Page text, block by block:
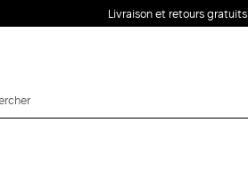
Livraison et retours gratuits